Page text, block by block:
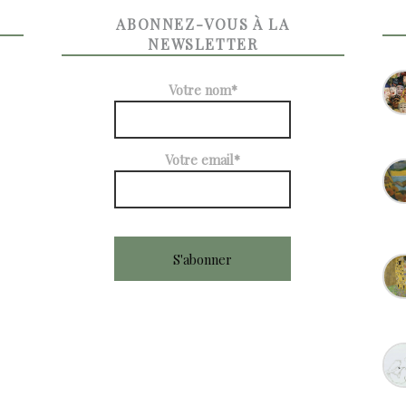
ABONNEZ-VOUS À LA
NEWSLETTER
Votre nom*
Votre email*